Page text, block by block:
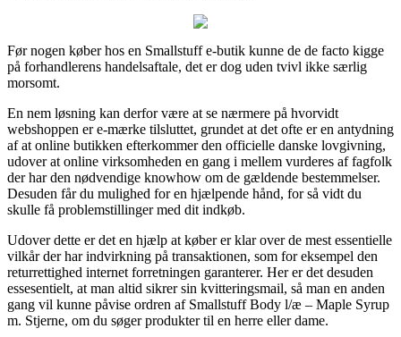
Før nogen køber hos en Smallstuff e-butik kunne de de facto kigge
på forhandlerens handelsaftale, det er dog uden tvivl ikke særlig
morsomt.
En nem løsning kan derfor være at se nærmere på hvorvidt
webshoppen er e-mærke tilsluttet, grundet at det ofte er en antydning
af at online butikken efterkommer den officielle danske lovgivning,
udover at online virksomheden en gang i mellem vurderes af fagfolk
der har den nødvendige knowhow om de gældende bestemmelser.
Desuden får du mulighed for en hjælpende hånd, for så vidt du
skulle få problemstillinger med dit indkøb.
Udover dette er det en hjælp at køber er klar over de mest essentielle
vilkår der har indvirkning på transaktionen, som for eksempel den
returrettighed internet forretningen garanterer. Her er det desuden
essesentielt, at man altid sikrer sin kvitteringsmail, så man en anden
gang vil kunne påvise ordren af Smallstuff Body l/æ – Maple Syrup
m. Stjerne, om du søger produkter til en herre eller dame.